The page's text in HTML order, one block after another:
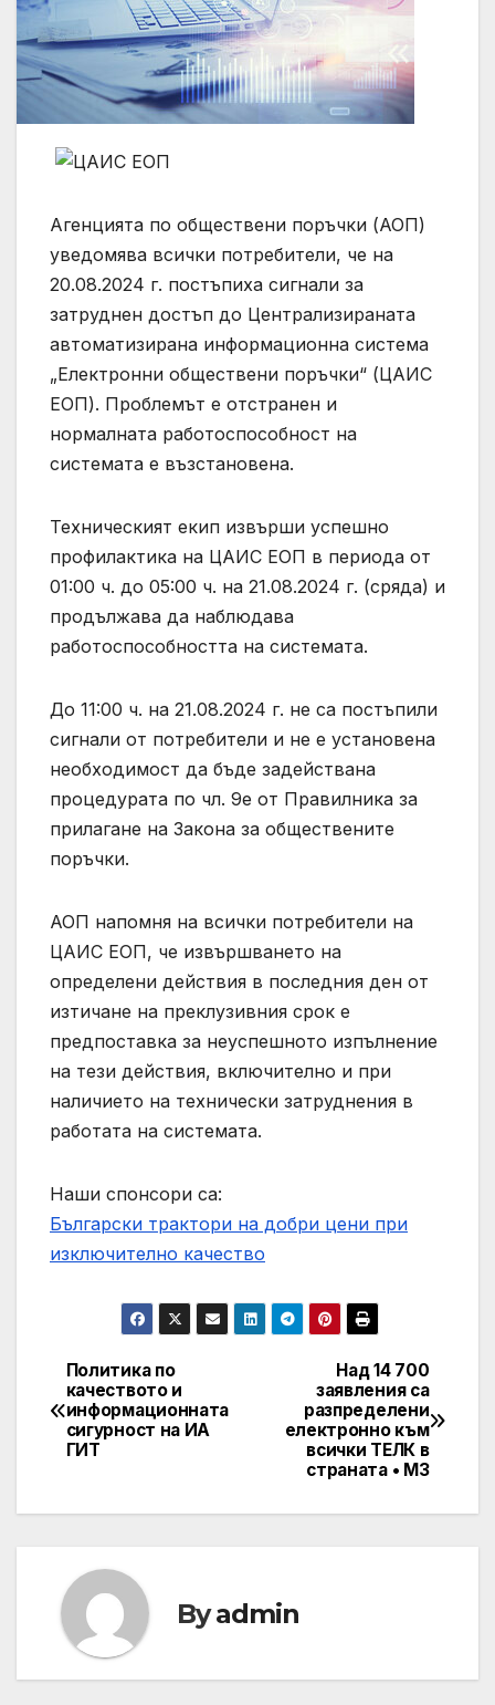
Aгенцията по обществени поръчки (АОП)
уведомява всички потребители, че на
20.08.2024 г. постъпиха сигнали за
затруднен достъп до Централизираната
автоматизирана информационна система
„Електронни обществени поръчки“ (ЦАИС
ЕОП). Проблемът е отстранен и
нормалната работоспособност на
системата е възстановена.
Техническият екип извърши успешно
профилактика на ЦАИС ЕОП в периода от
01:00 ч. до 05:00 ч. на 21.08.2024 г. (сряда) и
продължава да наблюдава
работоспособността на системата.
До 11:00 ч. на 21.08.2024 г. не са постъпили
сигнали от потребители и не е установена
необходимост да бъде задействана
процедурата по чл. 9е от Правилника за
прилагане на Закона за обществените
поръчки.
АОП напомня на всички потребители на
ЦАИС ЕОП, че извършването на
определени действия в последния ден от
изтичане на преклузивния срок е
предпоставка за неуспешното изпълнение
на тези действия, включително и при
наличието на технически затруднения в
работата на системата.
Наши спонсори са:
Български трактори на добри цени при
изключително качество
Post
navigation
Над 14 700
заявления са
разпределени
електронно към
всички ТЕЛК в
страната • МЗ
Политика по
качеството и
информационната
сигурност на ИА
ГИТ
Byadmin